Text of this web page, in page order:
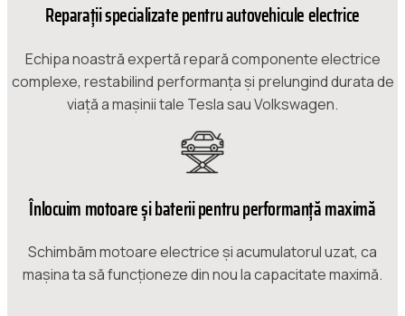
Reparații specializate pentru autovehicule electrice
Echipa noastră expertă repară componente electrice
complexe, restabilind performanța și prelungind durata de
viață a mașinii tale Tesla sau Volkswagen.
Înlocuim motoare și baterii pentru performanță maximă
Schimbăm motoare electrice și acumulatorul uzat, ca
mașina ta să funcționeze din nou la capacitate maximă.